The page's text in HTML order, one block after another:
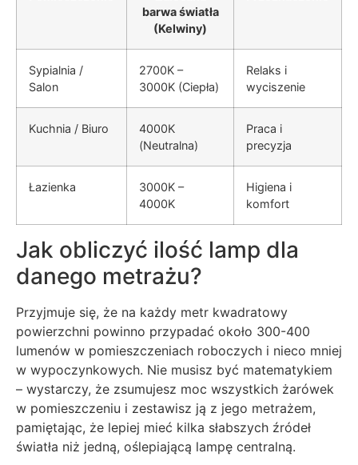
barwa światła
(Kelwiny)
Sypialnia /
Salon
2700K –
3000K (Ciepła)
Relaks i
wyciszenie
Kuchnia / Biuro
4000K
(Neutralna)
Praca i
precyzja
Łazienka
3000K –
4000K
Higiena i
komfort
Jak obliczyć ilość lamp dla
danego metrażu?
Przyjmuje się, że na każdy metr kwadratowy
powierzchni powinno przypadać około 300-400
lumenów w pomieszczeniach roboczych i nieco mniej
w wypoczynkowych. Nie musisz być matematykiem
– wystarczy, że zsumujesz moc wszystkich żarówek
w pomieszczeniu i zestawisz ją z jego metrażem,
pamiętając, że lepiej mieć kilka słabszych źródeł
światła niż jedną, oślepiającą lampę centralną.